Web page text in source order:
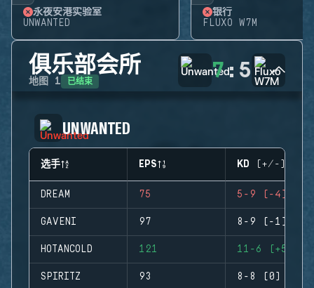
永夜安港实验室
UNWANTED
银行
FLUXO W7M
俱乐部会所
地图 1 已结束 7: 5
UNWANTED
选手 EPS KD (+/-)
DREAM 75 5-9 (-4)
GAVENI 97 8-9 (-1)
HOTANCOLD 121 11-6 (+5)
SPIRITZ 93 8-8 (0)